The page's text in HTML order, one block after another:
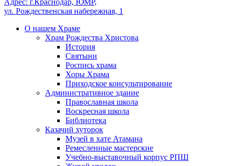
Адрес: г.Краснодар, ЮМР,
ул. Рождественская набережная, 1
О нашем Храме
Храм Рождества Христова
История
Святыни
Роспись храма
Хоры Храма
Приходское консультирование
Административное здание
Православная школа
Воскресная школа
Библиотека
Казачий хуторок
Музей в хате Атамана
Ремесленные мастерские
Учебно-выставочный корпус РПШ